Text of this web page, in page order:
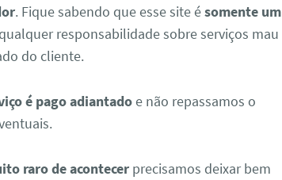
. Fique sabendo que esse site ésomente um
responsabilidade sobre serviços mau
do cliente.
é pago adiantadoe não repassamos o
raro de acontecer precisamos deixar bem